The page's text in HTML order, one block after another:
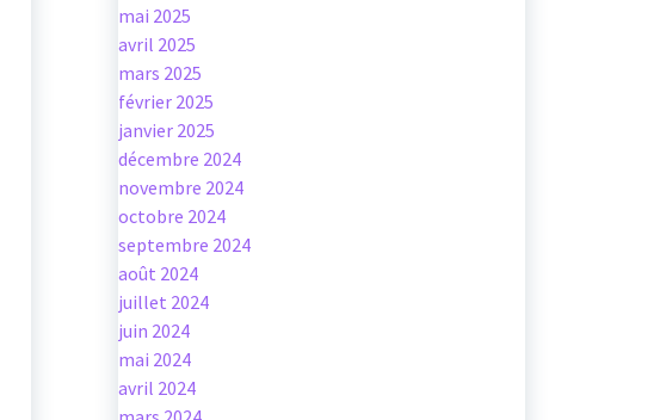
mai 2025
avril 2025
mars 2025
février 2025
janvier 2025
décembre 2024
novembre 2024
octobre 2024
septembre 2024
août 2024
juillet 2024
juin 2024
mai 2024
avril 2024